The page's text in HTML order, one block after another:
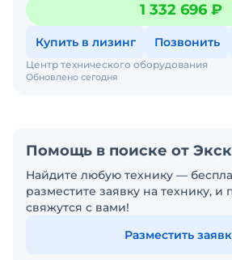
1 332 696 ₽
Купить в лизинг Позвонить
Обновлено сегодня
Центр технического оборудования
Помощь в поиске от
Найдите любую технику —
разместите заявку на технику,
свяжутся с вами!
Разместить